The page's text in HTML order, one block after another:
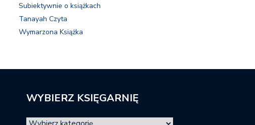
Subiektywnie o książkach
Tanayah Czyta
Wymarzona Książka
WYBIERZ KSIĘGARNIĘ